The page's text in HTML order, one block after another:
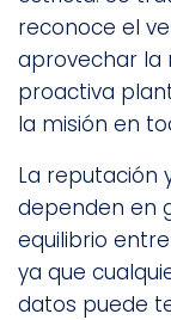
reconoce el
aprovechar
proactiva
la misión en
La reputación
dependen en
equilibrio
ya que
datos puede